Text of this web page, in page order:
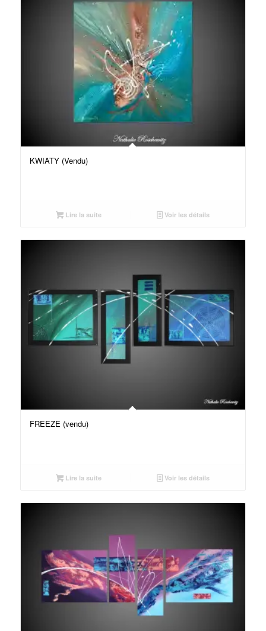
KWIATY (Vendu)
Lire la suite Voir les détails
FREEZE (vendu)
Lire la suite Voir les détails